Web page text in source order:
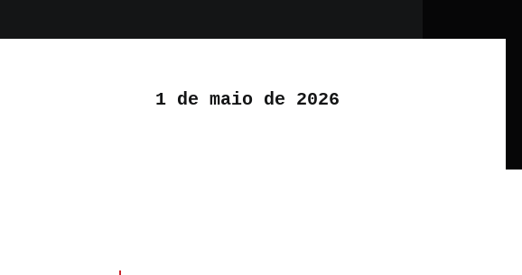
1 de maio de 2026